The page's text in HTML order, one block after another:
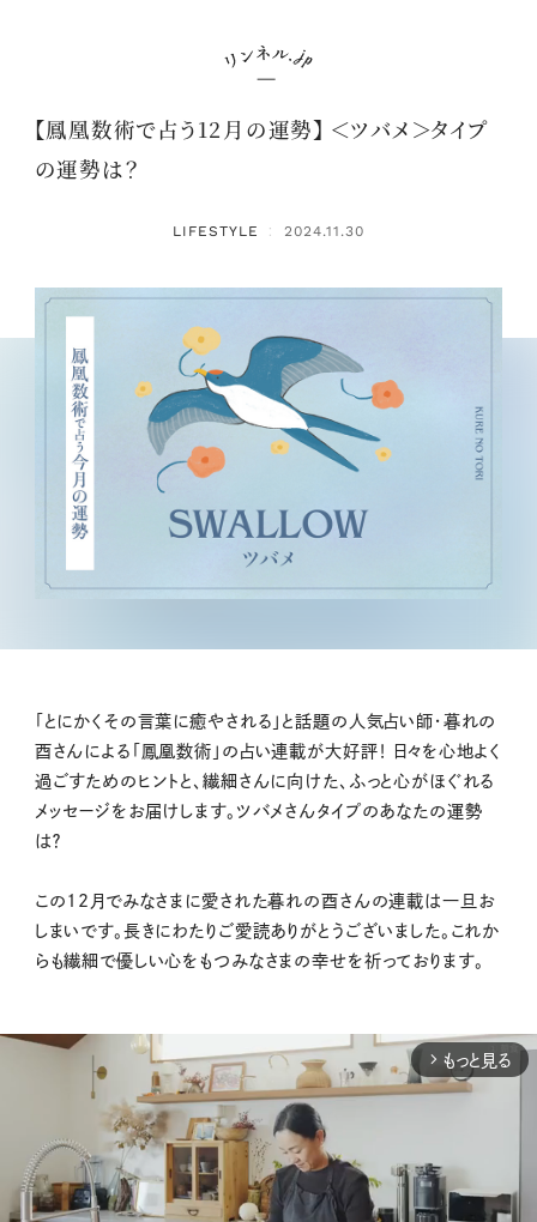
【鳳凰数術で占う12月の運勢】 ＜ツバメ＞タイプ
の運勢は？
LIFESTYLE ： 2024.11.30
「とにかくその言葉に癒やされる」と話題の人気占い師・暮れの
酉さんによる「鳳凰数術」の占い連載が大好評！ 日々を心地よく
過ごすためのヒントと、繊細さんに向けた、ふっと心がほぐれる
メッセージをお届けします。ツバメさんタイプのあなたの運勢
は？
この12月でみなさまに愛された暮れの酉さんの連載は一旦お
しまいです。長きにわたりご愛読ありがとうございました。これか
らも繊細で優しい心をもつみなさまの幸せを祈っております。
arrow_forward_ios もっと見る